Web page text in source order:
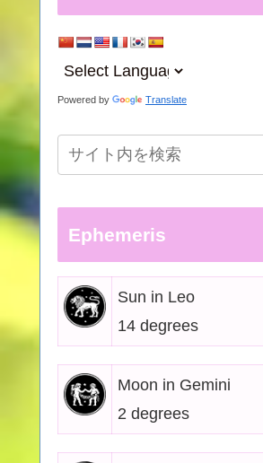
Powered by Translate
Ephemeris
Sun in Leo
14 degrees
Moon in Gemini
2 degrees